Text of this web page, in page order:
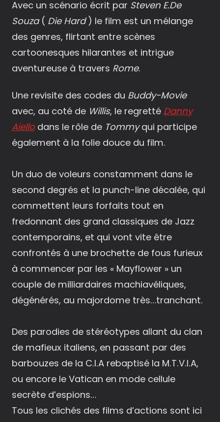
Avec un scénario écrit par Steven E.De
Souza( Die Hard) le film est un mélange
des genres, flirtant entre scènes
cartoonesques hilarantes et intrigue
aventureuse à travers Rome.
Une revisite des codes du Buddy-Movie
avec, au coté de Willis, le regretté Danny
Aiellodans le rôle de Tommyqui participe
également à la folie douce du film.
Un duo de voleurs constamment dans le
second degrés et la punch-line décalée, qui
commettent leurs forfaits tout en
fredonnant des grand classiques de Jazz
contemporains, et qui vont vite être
confrontés à une brochette de fous furieux
à commencer par les « Mayflower » un
couple de milliardaires machiavéliques,
dégénérés, au majordome très…tranchant.
Des parodies de stéréotypes allant du clan
de mafieux italiens, en passant par des
barbouzes de la C.I.A rebaptisé la M.T.V.I.A,
ou encore le Vatican en mode cellule
secrète d’espions…
Tous les clichés des films d’actions sont ici